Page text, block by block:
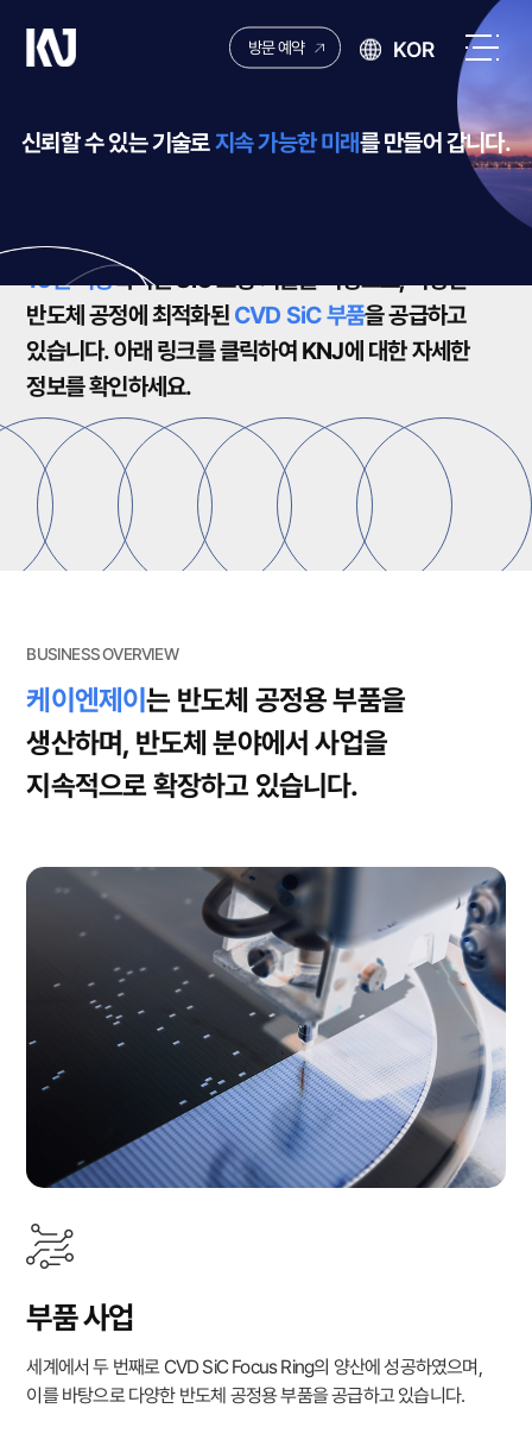
케
이
제
이
방문 예약 KOR
메
뉴
열
신뢰할 수 있는 기술로지속 가능한 미래를 만들어 갑니다.
15년 이상축적된 SiC 코팅 기술을 바탕으로,다양한
반도체 공정에 최적화된 CVD SiC 부품을 공급하고
있습니다.아래 링크를 클릭하여 KNJ에 대한 자세한
정보를 확인하세요.
View more
BUSINESS OVERVIEW
케이엔제이는 반도체 공정용 부품을
생산하며, 반도체 분야에서 사업을
지속적으로 확장하고 있습니다.
부품 사업
세계에서 두 번째로 CVD SiC Focus Ring의 양산에 성공하였으며,
이를 바탕으로 다양한 반도체 공정용 부품을 공급하고 있습니다.